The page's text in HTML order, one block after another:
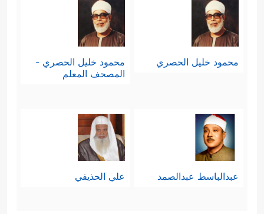
محمود خليل الحصري
محمود خليل الحصري -
المصحف المعلم
عبدالباسط عبدالصمد علي الحذيفي